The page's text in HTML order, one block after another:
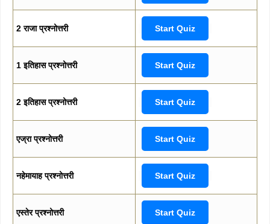
2 राजा प्रश्नोत्तरी Start Quiz
1 इतिहास प्रश्नोत्तरी Start Quiz
2 इतिहास प्रश्नोत्तरी Start Quiz
एज्रा प्रश्नोत्तरी Start Quiz
नहेमायाह प्रश्नोत्तरी Start Quiz
एस्तेर प्रश्नोत्तरी Start Quiz